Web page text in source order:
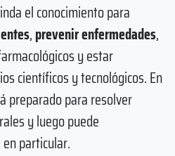
el conocimiento para
,prevenir enfermedades,
y estar
científicos y tecnológicos. En
preparado para resolver
y luego puede
particular.